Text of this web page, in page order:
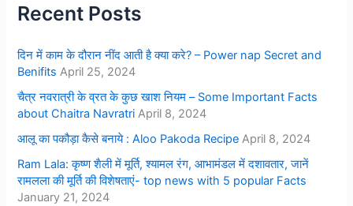
Recent Posts
दिन में काम के दौरान नींद आती है क्या करे? – Power nap Secret and
Benifits April 25, 2024
चैत्र नवरात्री के व्रत के कुछ खाश नियम – Some Important Facts
about Chaitra Navratri April 8, 2024
आलू का पकौड़ा कैसे बनाये : Aloo Pakoda Recipe April 8, 2024
Ram Lala: कृष्ण शैली में मूर्ति, श्यामल रंग, आभामंडल में दशावतार, जानें
रामलला की मूर्ति की विशेषताएं- top news with 5 popular Facts
January 21, 2024